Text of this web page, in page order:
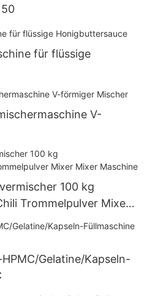
für flüssige
V-
100 kg
Trommelpulver Mixer
Gelatine/Kapseln-